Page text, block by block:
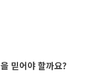
믿어야 할까요?